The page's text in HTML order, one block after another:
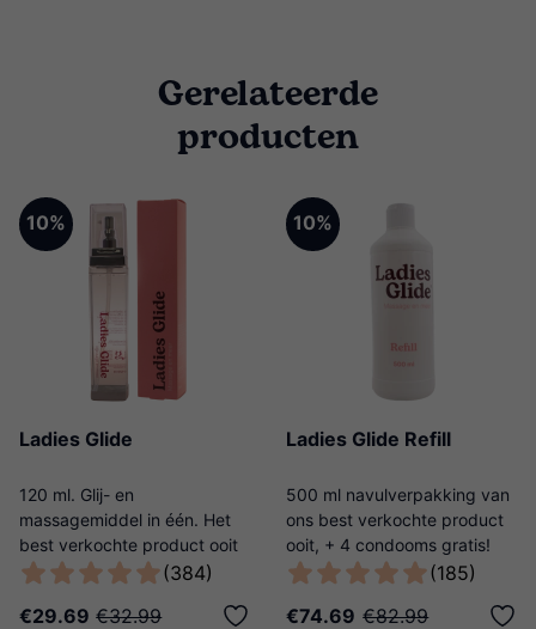
Gerelateerde
producten
10%
Ladies Glide
120 ml. Glij- en
massagemiddel in één. Het
best verkochte product ooit
van Ladies Night! (384)
€29.69 €32.99
10%
Ladies Glide Refill
500 ml navulverpakking van
ons best verkochte product
ooit, + 4 condooms gratis!
(185)
€74.69 €82.99